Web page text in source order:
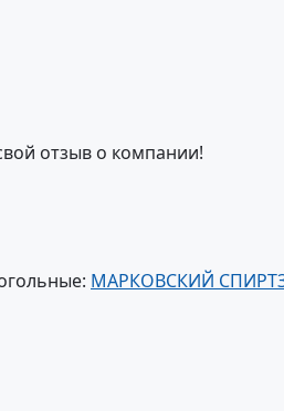
отзыв о компании!
МАРКОВСКИЙ